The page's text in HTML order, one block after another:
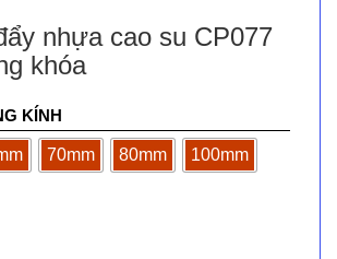
nhựa cao su CP077
khóa
KÍNH
70mm 80mm 100mm